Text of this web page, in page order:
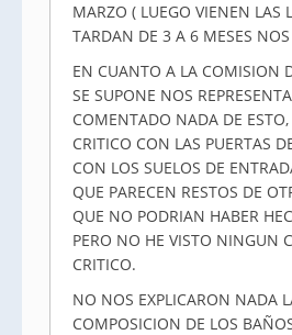
MARZO ( LUEGO VIENEN LAS
TARDAN DE 3 A 6 MESES
EN CUANTO A LA COMISION
SE SUPONE NOS
COMENTADO NADA DE
CRITICO CON LAS PUERTAS
CON LOS SUELOS DE
QUE PARECEN RESTOS DE
QUE NO PODRIAN HABER
PERO NO HE VISTO NINGUN
CRITICO.
NO NOS EXPLICARON NADA
COMPOSICION DE LOS